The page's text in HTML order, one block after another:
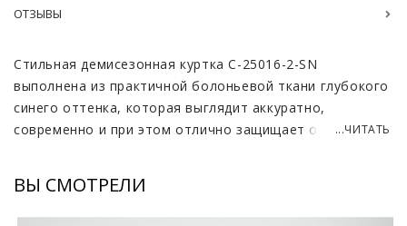
ОТЗЫВЫ
Стильная демисезонная куртка C-25016-2-SN
выполнена из практичной болоньевой ткани глубокого
синего оттенка, которая выглядит аккуратно,
современно и при этом отлично защищает от ветра и
сохраняет презентабельный внешний вид. Модель
смотрится сдержанно и элегантно, легко вписывается
...ЧИТАТЬ
ВЫ СМОТРЕЛИ